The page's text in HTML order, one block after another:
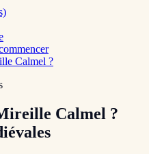
Calmel ?
Calmel ?